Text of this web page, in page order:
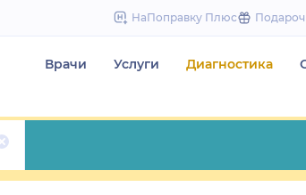
to
НаПоправку Плюс
Врачи Услуги Диагностика